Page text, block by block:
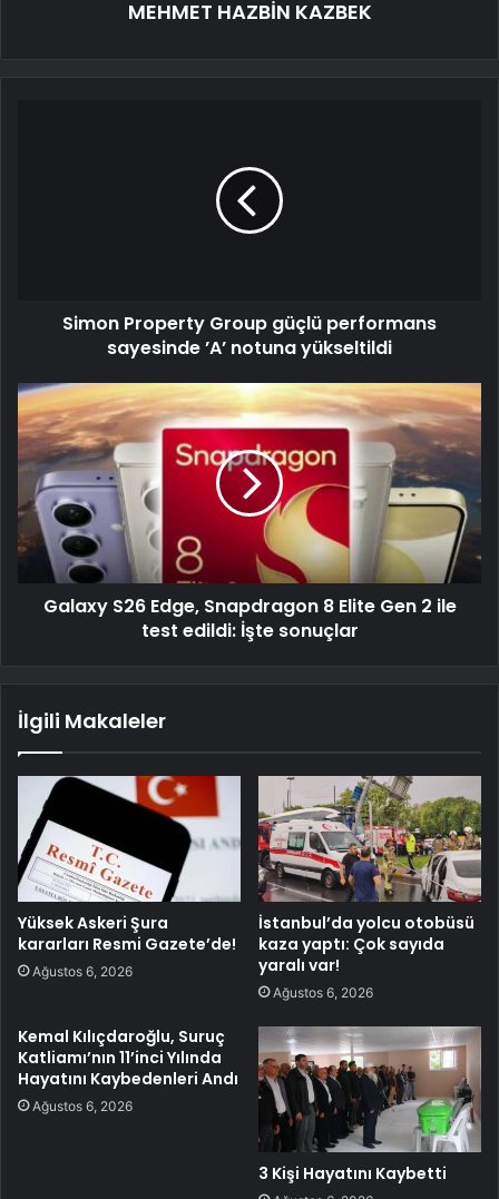
MEHMET HAZBİN KAZBEK
Simon Property Group güçlü performans
sayesinde ’A’ notuna yükseltildi
Galaxy S26 Edge, Snapdragon 8 Elite Gen 2 ile
test edildi: İşte sonuçlar
İlgili Makaleler
Yüksek Askeri Şura
kararları Resmi Gazete’de!
Ağustos 6, 2026
İstanbul’da yolcu otobüsü
kaza yaptı: Çok sayıda
yaralı var!
Ağustos 6, 2026
Kemal Kılıçdaroğlu, Suruç
Katliamı’nın 11’inci Yılında
Hayatını Kaybedenleri Andı
Ağustos 6, 2026
3 Kişi Hayatını Kaybetti